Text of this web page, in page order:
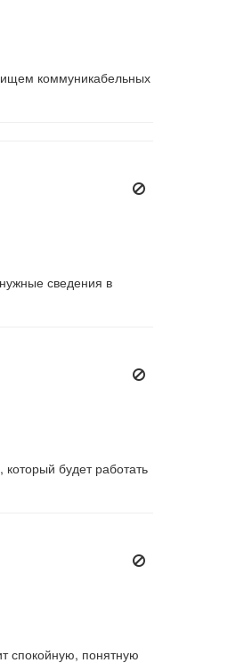
коммуникабельных
сведения в
будет работать
спокойную, понятную